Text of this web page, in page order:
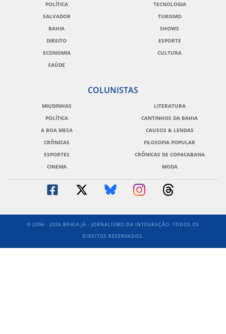
POLÍTICA
SALVADOR
BAHIA
DIREITO
ECONOMIA
SAÚDE
TECNOLOGIA
TURISMO
SHOWS
ESPORTE
CULTURA
COLUNISTAS
MIUDINHAS
POLÍTICA
A BOA MESA
CRÔNICAS
ESPORTES
CINEMA
LITERATURA
CANTINHOS DA BAHIA
CAUSOS & LENDAS
FILOSOFIA POPULAR
CRÔNICAS DE COPACABANA
MODA
© 2006 - 2026 BAHIA JÁ - JORNALISMO DA INTEGRAÇÃO. TODOS OS
DIREITOS RESERVADOS.